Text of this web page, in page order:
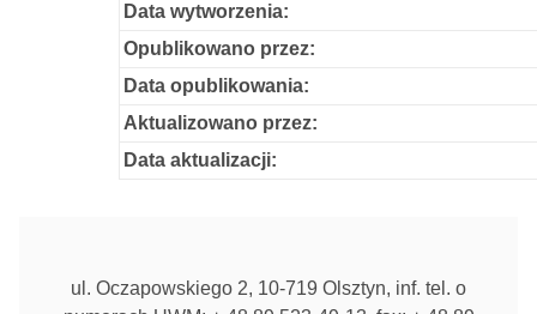
Data wytworzenia:
Opublikowano przez:
Data opublikowania:
Aktualizowano przez:
Data aktualizacji:
ul. Oczapowskiego 2, 10-719 Olsztyn, inf. tel. o